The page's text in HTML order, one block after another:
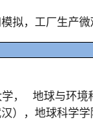
拟，工厂生产
学， 地球与环
汉），地球科学